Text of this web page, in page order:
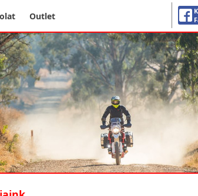
Outlet